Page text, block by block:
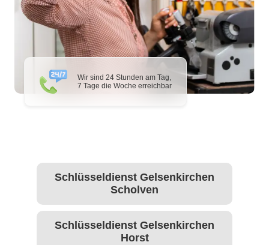
Wir sind 24 Stunden am Tag,
7 Tage die Woche erreichbar
Schlüsseldienst Gelsenkirchen
Scholven
Schlüsseldienst Gelsenkirchen
Horst